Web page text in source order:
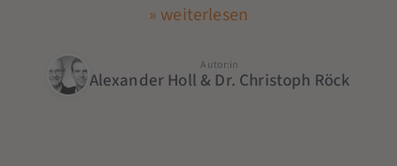
» weiterlesen
Autor:in
Alexander Holl & Dr. Christoph Röck